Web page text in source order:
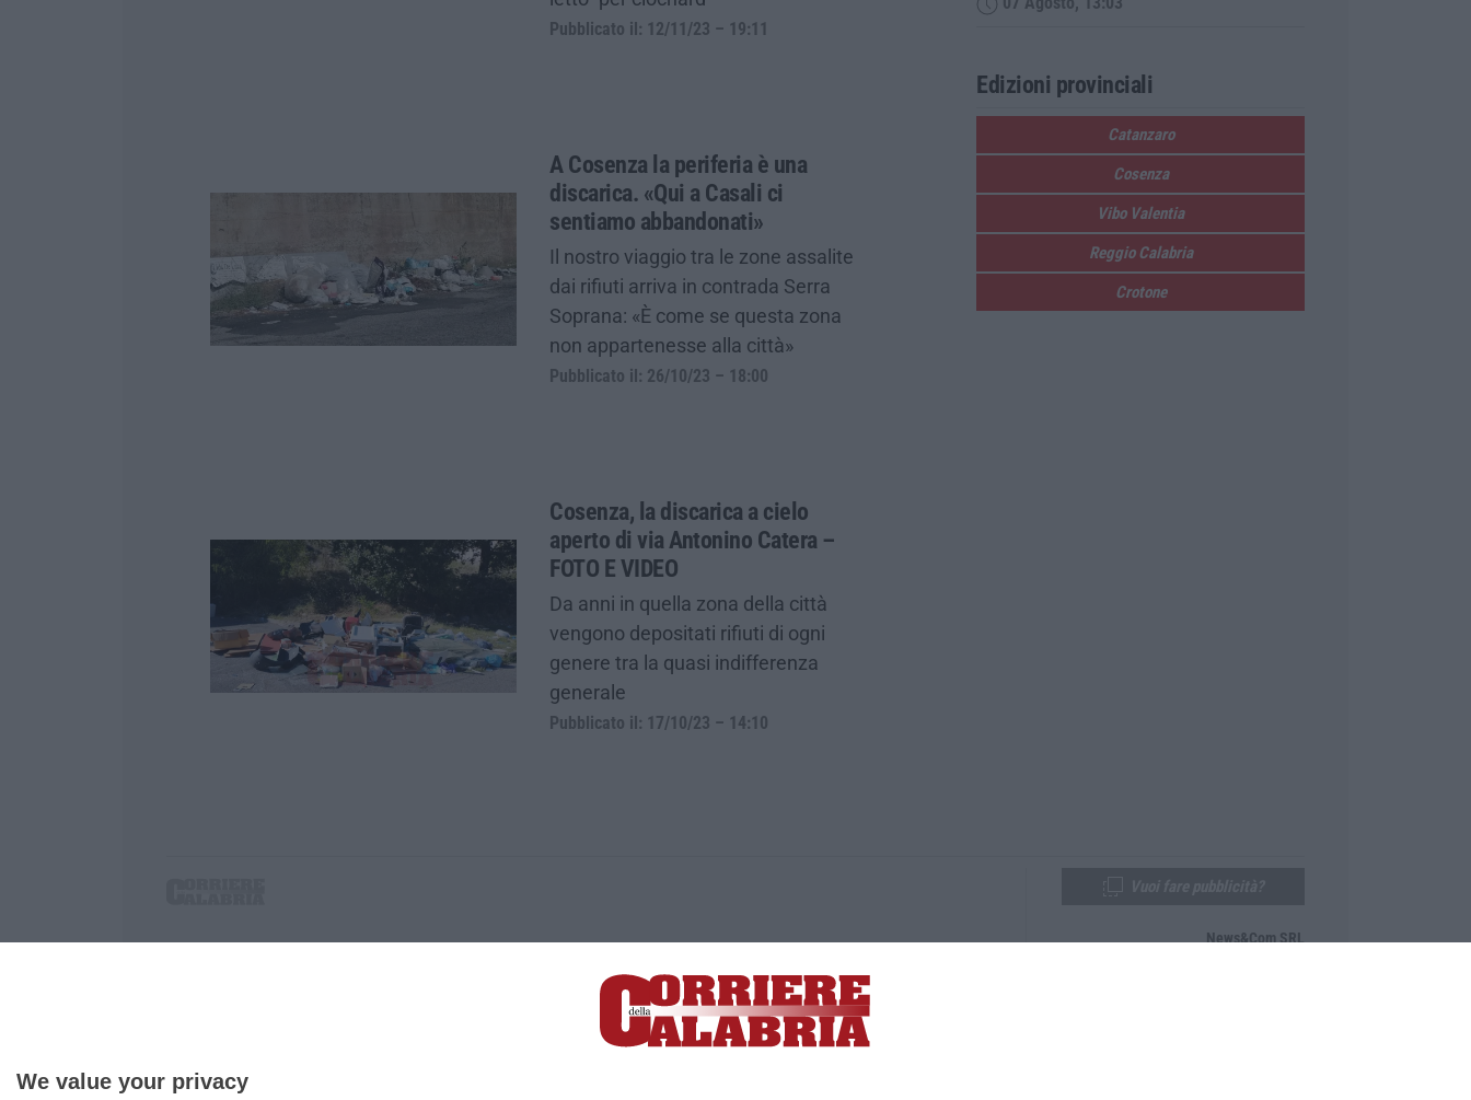
We value your privacy
Pubblicato il: 12/11/23 – 19:11
A Cosenza la periferia è una
discarica. «Qui a Casali ci
sentiamo abbandonati»
Il nostro viaggio tra le zone assalite
dai rifiuti arriva in contrada Serra
Soprana: «È come se questa zona
non appartenesse alla città»
Pubblicato il: 26/10/23 – 18:00
Cosenza, la discarica a cielo
aperto di via Antonino Catera –
FOTO E VIDEO
Da anni in quella zona della città
vengono depositati rifiuti di ogni
genere tra la quasi indifferenza
generale
Pubblicato il: 17/10/23 – 14:10
Edizioni provinciali
Catanzaro
Cosenza
Vibo Valentia
Reggio Calabria
Crotone
P.IVA. 03199620794, Via del mare 6/G, S.Eufemia, Lamezia Terme (CZ)
Iscrizione tribunale di Lamezia Terme 5/2011 - Direttore responsabile Paola Militano |Privacy
News&Com SRL